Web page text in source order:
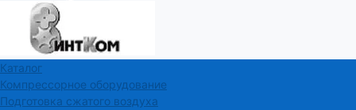
Каталог
Компрессорное оборудование
Подготовка сжатого воздуха